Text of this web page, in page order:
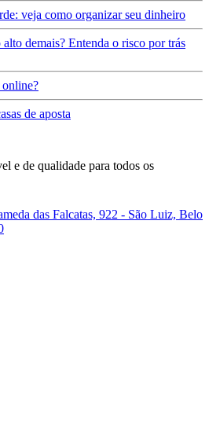
veja como organizar seu dinheiro
demais? Entenda o risco por trás
online?
de aposta
e de qualidade para todos os
das Falcatas, 922 - São Luiz, Belo